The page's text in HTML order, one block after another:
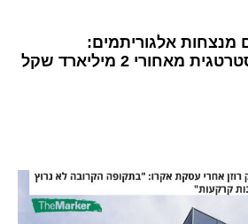
מנצחות אלגוריתמים:
הארכיטקטורה האסטרטגית מאחורי 2 מיליארד שקל